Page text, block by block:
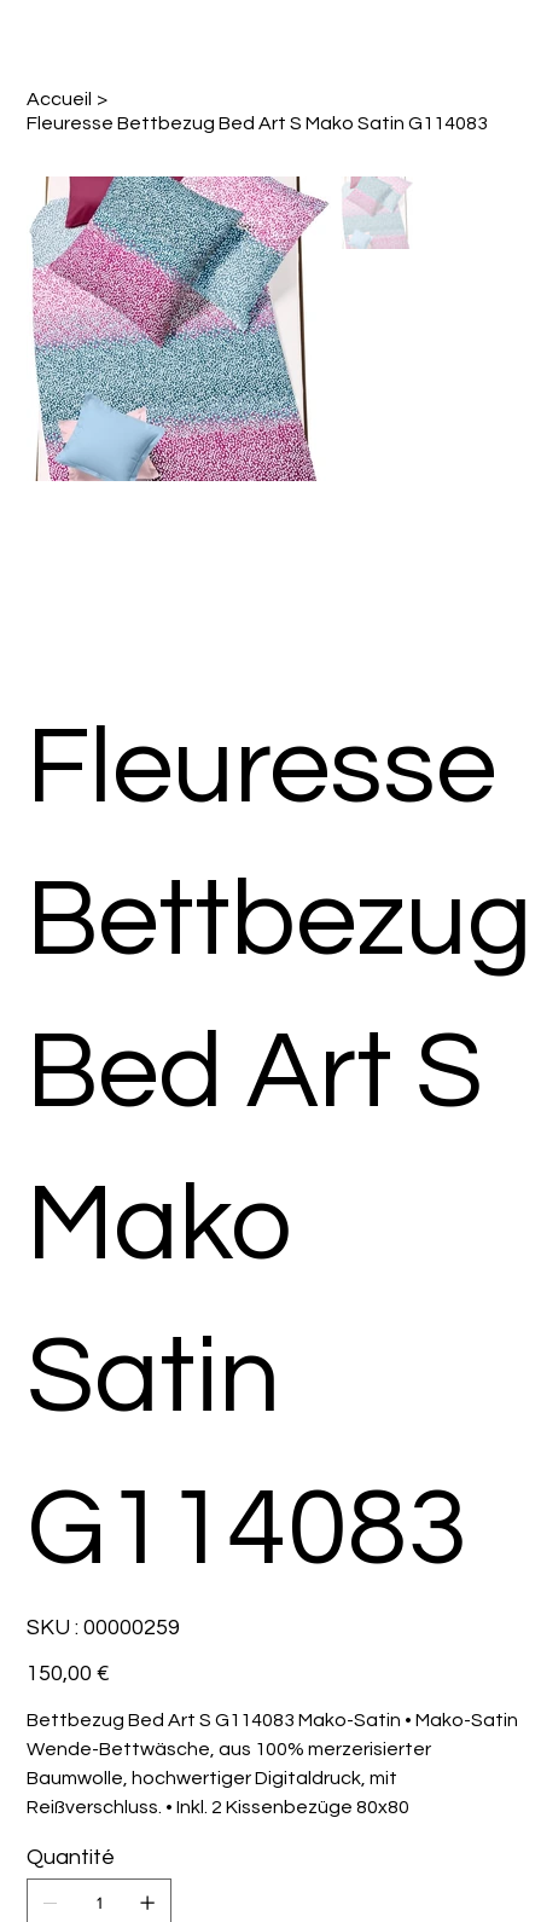
Accueil >
Fleuresse Bettbezug Bed Art S Mako Satin G114083
Fleuresse
Bettbezug
Bed Art S
Mako
Satin
G114083
SKU : SKU
00000259
00000259
Prix
150,00 €
Bettbezug Bed Art S G114083 Mako-Satin • Mako-Satin
Wende-Bettwäsche, aus 100% merzerisierter
Baumwolle, hochwertiger Digitaldruck, mit
Reißverschluss. • Inkl. 2 Kissenbezüge 80x80
Quantité